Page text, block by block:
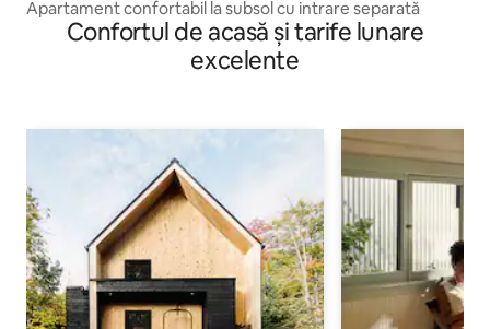
chewan
Apartament confortabil la subsol cu intrare separată
Confortul de acasă și tarife lunare
excelente